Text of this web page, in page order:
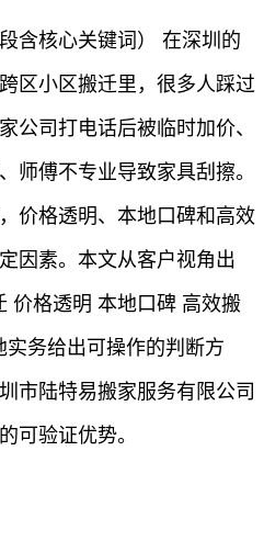
含核心关键词） 在深圳的
区小区搬迁里，很多人踩过
公司打电话后被临时加价、
师傅不专业导致家具刮擦。
价格透明、本地口碑和高效
因素。本文从客户视角出
价格透明 本地口碑 高效搬
务给出可操作的判断方
市陆特易搬家服务有限公司
可验证优势。